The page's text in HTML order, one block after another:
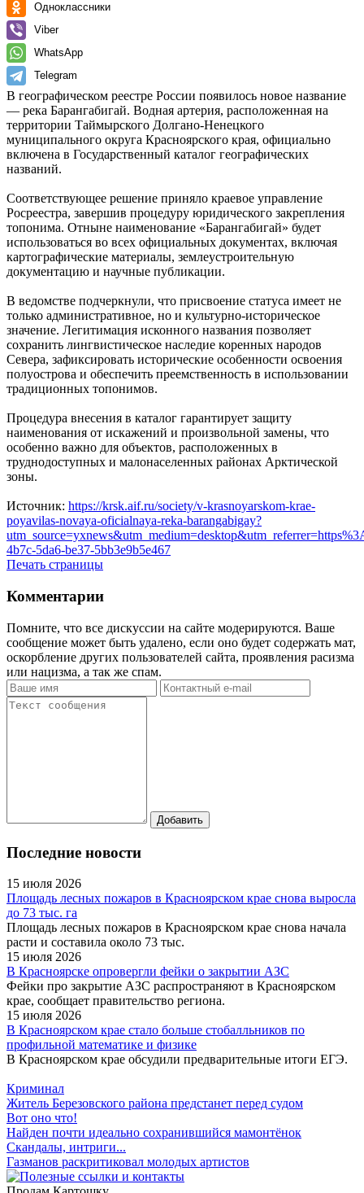
Одноклассники
Viber
WhatsApp
Telegram
В географическом реестре России появилось новое название
— река Барангабигай. Водная артерия, расположенная на
территории Таймырского Долгано-Ненецкого
муниципального округа Красноярского края, официально
включена в Государственный каталог географических
названий.
Соответствующее решение приняло краевое управление
Росреестра, завершив процедуру юридического закрепления
топонима. Отныне наименование «Барангабигай» будет
использоваться во всех официальных документах, включая
картографические материалы, землеустроительную
документацию и научные публикации.
В ведомстве подчеркнули, что присвоение статуса имеет не
только административное, но и культурно-историческое
значение. Легитимация исконного названия позволяет
сохранить лингвистическое наследие коренных народов
Севера, зафиксировать исторические особенности освоения
полуострова и обеспечить преемственность в использовании
традиционных топонимов.
Процедура внесения в каталог гарантирует защиту
наименования от искажений и произвольной замены, что
особенно важно для объектов, расположенных в
труднодоступных и малонаселенных районах Арктической
зоны.
Источник: https://krsk.aif.ru/society/v-krasnoyarskom-krae-
poyavilas-novaya-oficialnaya-reka-barangabigay?
4b7c-5da6-be37-5bb3e9b5e467
Печать страницы
Комментарии
Помните, что все дискуссии на сайте модерируются. Ваше
сообщение может быть удалено, если оно будет содержать мат,
оскорбление других пользователей сайта, проявления расизма
или нацизма, а так же спам.
Последние новости
15 июля 2026
Площадь лесных пожаров в Красноярском крае снова выросла
до 73 тыс. га
Площадь лесных пожаров в Красноярском крае снова начала
расти и составила около 73 тыс.
15 июля 2026
В Красноярске опровергли фейки о закрытии АЗС
Фейки про закрытие АЗС распространяют в Красноярском
крае, сообщает правительство региона.
15 июля 2026
В Красноярском крае стало больше стобалльников по
профильной математике и физике
В Красноярском крае обсудили предварительные итоги ЕГЭ.
Криминал
Житель Березовского района предстанет перед судом
Вот оно что!
Найден почти идеально сохранившийся мамонтёнок
Скандалы, интриги...
Газманов раскритиковал молодых артистов